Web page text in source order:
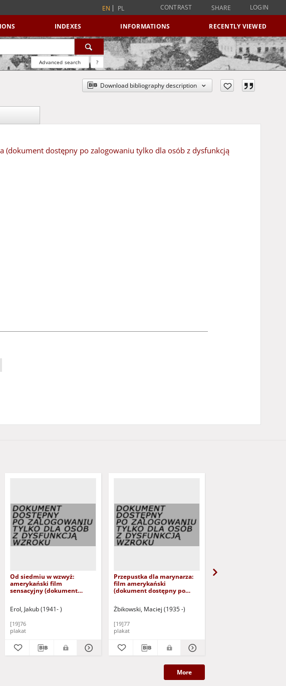
EN PL CONTRAST SHARE LOGIN
INDEXES INFORMATIONS RECENTLY VIEWED
Advanced search ?
Download bibliography description
dostępny po zalogowaniu tylko dla osób z dysfunkcją
Od siedmiu w wzwyż:
amerykański film
sensacyjny (dokument
wzroku)
Erol, Jakub (1941- )
[19]76
plakat
Przepustka dla marynarza:
film amerykański
(dokument dostępny po
dysfunkcją wzroku)
Żbikowski, Maciej (1935 -)
[19]77
plakat
More